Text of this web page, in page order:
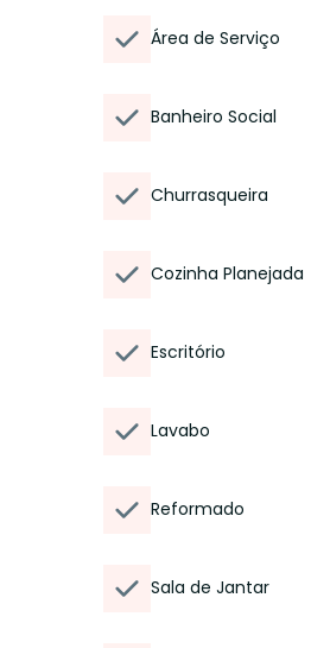
Área de Serviço
Banheiro Social
Churrasqueira
Cozinha Planejada
Escritório
Lavabo
Reformado
Sala de Jantar